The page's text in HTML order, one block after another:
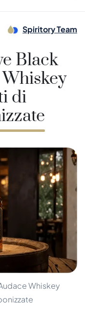
Spiritory Team
Black
di
Whiskey